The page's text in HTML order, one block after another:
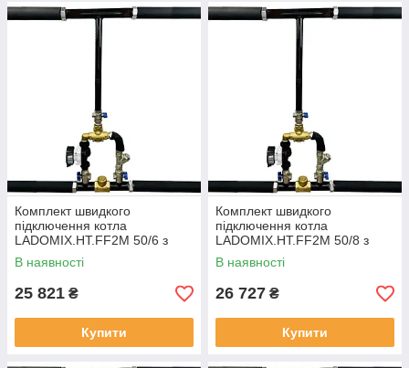
Комплект швидкого
підключення котла
LADOMIX.HT.FF2M 50/6 з
гнучкими шлангами,
змішувальний вузол 55°C,
В наявності
25 821 ₴
Купити
Комплект швидкого
підключення котла
LADOMIX.HT.FF2M 50/8 з
гнучкими шлангами,
змішувальний вузол 55°C,
В наявності
26 727 ₴
Купити